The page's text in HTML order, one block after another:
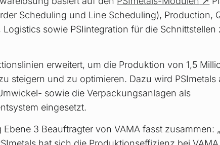
Scheduling und Line Scheduling), Production,
sowie PSIintegration für die
erweitert, um die Produktion von 1,5
steigern und zu optimieren. Dazu wird
sowie die Verpackungsanlagen als
eingesetzt.
Ebene 3 Beauftragter von VAMA fasst zusammen: